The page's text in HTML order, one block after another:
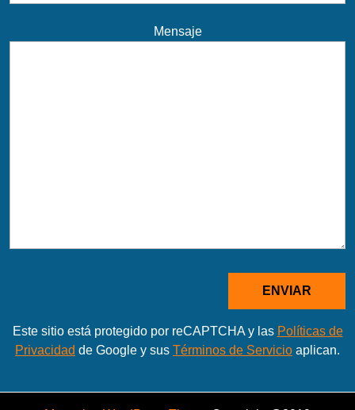
Mensaje
Este sitio está protegido por reCAPTCHA y las Políticas de
Privacidad de Google y sus Términos de Servicio aplican.